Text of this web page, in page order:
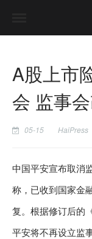
A股上市
会 监事
05-15 HaiPress
中国平安宣布取消
称，已收到国家金
复。根据修订后的
平安将不再设立监